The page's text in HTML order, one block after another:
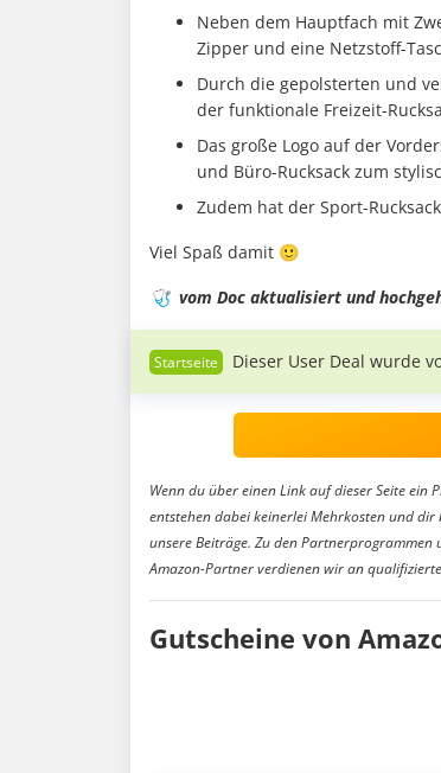
Neben dem Hauptfach mit
Zipper und eine Netzstoff-
Durch die gepolsterten und
der funktionale Freizeit-
Das große Logo auf der
und Büro-Rucksack zum
Zudem hat der Sport-
Viel Spaß damit 🙂
🩺 vom Doc aktualisiert und
Dieser User Deal wurde
Wenn du über einen Link auf dieser Seite
entstehen dabei keinerlei Mehrkosten und
unsere Beiträge. Zu den
Amazon-Partner verdienen wir an
Gutscheine von